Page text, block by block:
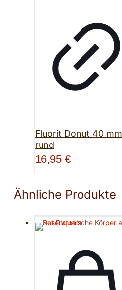
Fluorit Donut 40 mm
rund
16,95 €
Ähnliche Produkte